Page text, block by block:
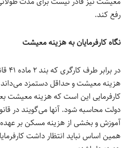
رفع کند.
نگاه کارفرمایان به هزینه معیشت
در
هزینه معیشت و حداقل دستمزد
کارفرمایی این است که هزینه معیشت
دولت محاسبه شود. آنها می‌گویند در
آموزش و بخشی از هزینه مسکن بر
همین اساس نباید انتظار داشت